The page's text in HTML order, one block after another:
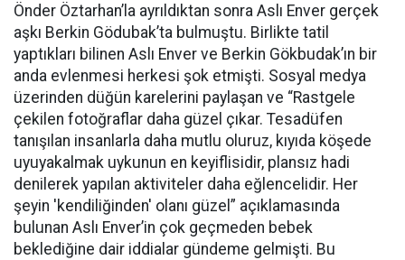
Önder Öztarhan’la ayrıldıktan sonra Aslı Enver gerçek
aşkı Berkin Gödubak’ta bulmuştu. Birlikte tatil
yaptıkları bilinen Aslı Enver ve Berkin Gökbudak’ın bir
anda evlenmesi herkesi şok etmişti. Sosyal medya
üzerinden düğün karelerini paylaşan ve “Rastgele
çekilen fotoğraflar daha güzel çıkar. Tesadüfen
tanışılan insanlarla daha mutlu oluruz, kıyıda köşede
uyuyakalmak uykunun en keyiflisidir, plansız hadi
denilerek yapılan aktiviteler daha eğlencelidir. Her
şeyin 'kendiliğinden' olanı güzel” açıklamasında
bulunan Aslı Enver’in çok geçmeden bebek
beklediğine dair iddialar gündeme gelmişti. Bu